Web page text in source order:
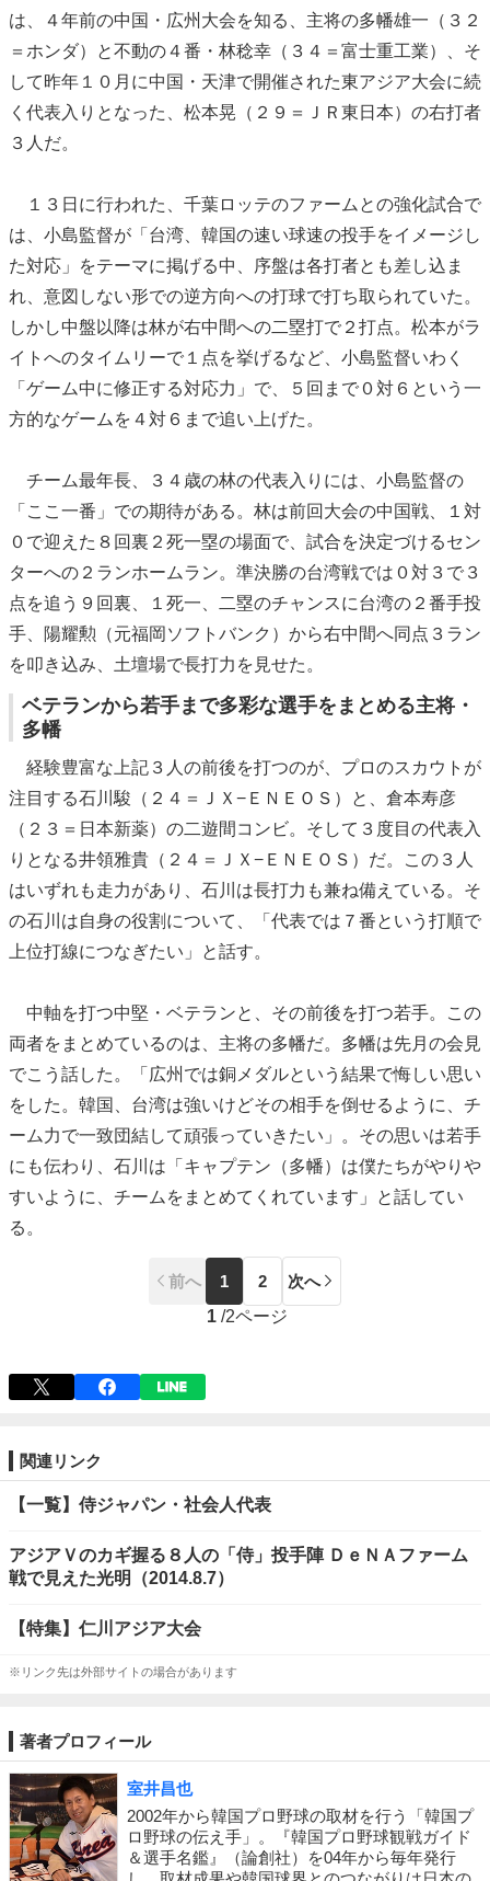
は、４年前の中国・広州大会を知る、主将の多幡雄一（３２
＝ホンダ）と不動の４番・林稔幸（３４＝富士重工業）、そ
して昨年１０月に中国・天津で開催された東アジア大会に続
く代表入りとなった、松本晃（２９＝ＪＲ東日本）の右打者
３人だ。
１３日に行われた、千葉ロッテのファームとの強化試合で
は、小島監督が「台湾、韓国の速い球速の投手をイメージし
た対応」をテーマに掲げる中、序盤は各打者とも差し込ま
れ、意図しない形での逆方向への打球で打ち取られていた。
しかし中盤以降は林が右中間への二塁打で２打点。松本がラ
イトへのタイムリーで１点を挙げるなど、小島監督いわく
「ゲーム中に修正する対応力」で、５回まで０対６という一
方的なゲームを４対６まで追い上げた。
チーム最年長、３４歳の林の代表入りには、小島監督の
「ここ一番」での期待がある。林は前回大会の中国戦、１対
０で迎えた８回裏２死一塁の場面で、試合を決定づけるセン
ターへの２ランホームラン。準決勝の台湾戦では０対３で３
点を追う９回裏、１死一、二塁のチャンスに台湾の２番手投
手、陽耀勲（元福岡ソフトバンク）から右中間へ同点３ラン
を叩き込み、土壇場で長打力を見せた。
ベテランから若手まで多彩な選手をまとめる主将・
多幡
経験豊富な上記３人の前後を打つのが、プロのスカウトが
注目する石川駿（２４＝ＪＸ−ＥＮＥＯＳ）と、倉本寿彦
（２３＝日本新薬）の二遊間コンビ。そして３度目の代表入
りとなる井領雅貴（２４＝ＪＸ−ＥＮＥＯＳ）だ。この３人
はいずれも走力があり、石川は長打力も兼ね備えている。そ
の石川は自身の役割について、「代表では７番という打順で
上位打線につなぎたい」と話す。
中軸を打つ中堅・ベテランと、その前後を打つ若手。この
両者をまとめているのは、主将の多幡だ。多幡は先月の会見
でこう話した。「広州では銅メダルという結果で悔しい思い
をした。韓国、台湾は強いけどその相手を倒せるように、チ
ーム力で一致団結して頑張っていきたい」。その思いは若手
にも伝わり、石川は「キャプテン（多幡）は僕たちがやりや
すいように、チームをまとめてくれています」と話してい
る。
前へ 1 2
次へ
1 /2ページ
関連リンク
【一覧】侍ジャパン・社会人代表
アジアＶのカギ握る８人の「侍」投手陣 ＤｅＮＡファーム
戦で見えた光明（2014.8.7）
【特集】仁川アジア大会
※リンク先は外部サイトの場合があります
著者プロフィール
室井昌也
2002年から韓国プロ野球の取材を行う「韓国プ
ロ野球の伝え手」。『韓国プロ野球観戦ガイド
＆選手名鑑』（論創社）を04年から毎年発行